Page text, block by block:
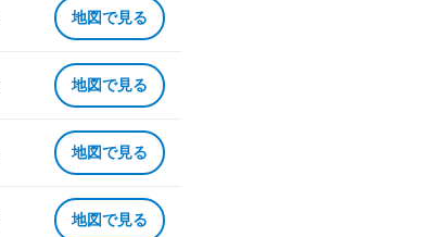
地図で見る
地図で見る
地図で見る
地図で見る